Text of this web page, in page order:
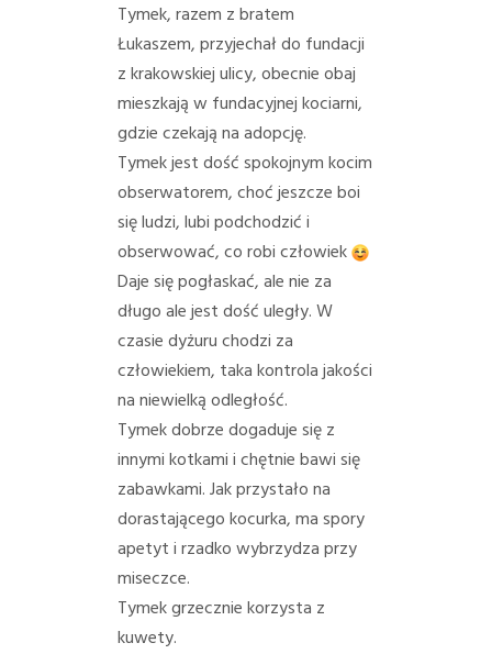
PRZYJACIELE
PORADY/PRAWO
Tymek, razem z bratem
Łukaszem, przyjechał do fundacji
z krakowskiej ulicy, obecnie obaj
mieszkają w fundacyjnej kociarni,
gdzie czekają na adopcję.
Tymek jest dość spokojnym kocim
obserwatorem, choć jeszcze boi
się ludzi, lubi podchodzić i
obserwować, co robi człowiek
Daje się pogłaskać, ale nie za
długo ale jest dość uległy. W
czasie dyżuru chodzi za
człowiekiem, taka kontrola jakości
na niewielką odległość.
Tymek dobrze dogaduje się z
innymi kotkami i chętnie bawi się
zabawkami. Jak przystało na
dorastającego kocurka, ma spory
apetyt i rzadko wybrzydza przy
miseczce.
Tymek grzecznie korzysta z
kuwety.